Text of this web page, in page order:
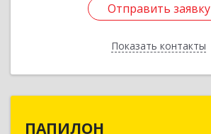
Отправить заявку
Показать контакты
Отправить заявку
Назад
ПАПИЛОН